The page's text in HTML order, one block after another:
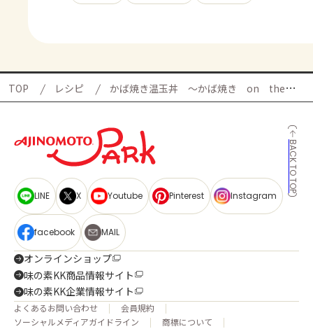
TOP レシピ かば焼き温玉丼 ～かば焼き on the サラダ～の献立
BACK TO TOP
LINE X Youtube Pinterest Instagram
facebook MAIL
オンラインショップ
味の素KK商品情報サイト
味の素KK企業情報サイト
よくあるお問い合わせ
会員規約
ソーシャルメディアガイドライン
商標について